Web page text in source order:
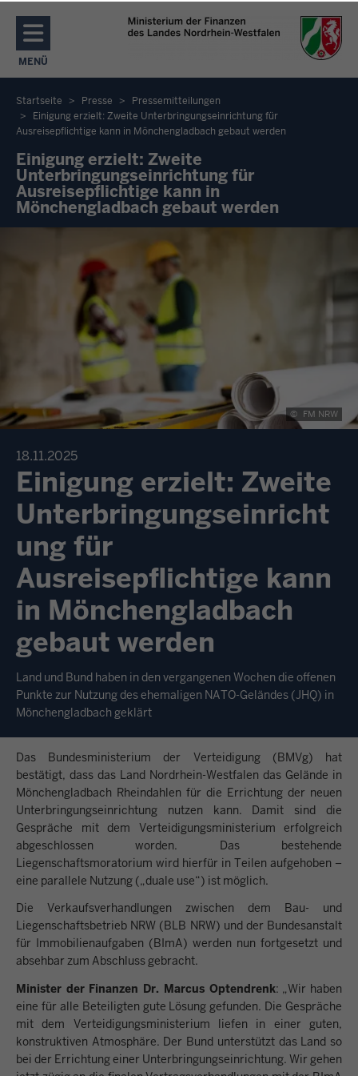
Direkt zum Inhalt
MENÜ
NAVIGATION AKTIVIEREN/DEAKTIVIEREN: MENÜ
Sie
sich
hier
Startseite Presse
Pressemitteilungen
Einigung erzielt: Zweite Unterbringungseinrichtung für
Ausreisepflichtige kann in Mönchengladbach gebaut werden
Einigung erzielt: Zweite
Unterbringungseinrichtung für
Ausreisepflichtige kann in
Mönchengladbach gebaut werden
© FM NRW
18.11.2025
Einigung erzielt: Zweite
Unterbringungseinricht
ung für
Ausreisepflichtige kann
in Mönchengladbach
gebaut werden
Land und Bund haben in den vergangenen Wochen die offenen
Punkte zur Nutzung des ehemaligen NATO-Geländes (JHQ) in
Mönchengladbach geklärt
Das Bundesministerium der Verteidigung (BMVg) hat
bestätigt, dass das Land Nordrhein-Westfalen das Gelände in
Mönchengladbach Rheindahlen für die Errichtung der neuen
Unterbringungseinrichtung nutzen kann. Damit sind die
Gespräche mit dem Verteidigungsministerium erfolgreich
abgeschlossen worden. Das bestehende
Liegenschaftsmoratorium wird hierfür in Teilen aufgehoben –
eine parallele Nutzung („duale use“) ist möglich.
Die Verkaufsverhandlungen zwischen dem Bau- und
Liegenschaftsbetrieb NRW (BLB NRW) und der Bundesanstalt
für Immobilienaufgaben (BImA) werden nun fortgesetzt und
absehbar zum Abschluss gebracht.
Minister der Finanzen Dr. Marcus Optendrenk: „Wir haben
eine für alle Beteiligten gute Lösung gefunden. Die Gespräche
mit dem Verteidigungsministerium liefen in einer guten,
konstruktiven Atmosphäre. Der Bund unterstützt das Land so
bei der Errichtung einer Unterbringungseinrichtung. Wir gehen